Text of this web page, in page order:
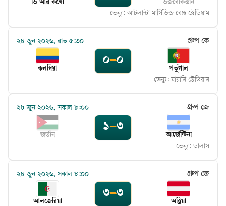
ডি আর কঙ্গো উজবেকিস্তান
ভেন্যু:আটলান্টা মার্সিডিজ বেঞ্জ স্টেডিয়াম
২৮ জুন ২০২৬, রাত ৫:৩০ গ্রুপ কে
কলম্বিয়া
০–০
পর্তুগাল
ভেন্যু: মায়ামি স্টেডিয়াম
২৮ জুন ২০২৬, সকাল ৮:০০ গ্রুপ জে
জর্ডান
১–৩
আর্জেন্টিনা
ভেন্যু: ডালাস
২৮ জুন ২০২৬, সকাল ৮:০০ গ্রুপ জে
আলজেরিয়া
৩–৩
অস্ট্রিয়া